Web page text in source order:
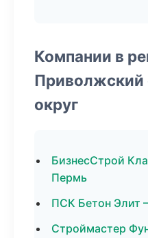
Компании в
округ
БизнесСтрой
Пермь
ПСК Бетон Элит
Строймастер